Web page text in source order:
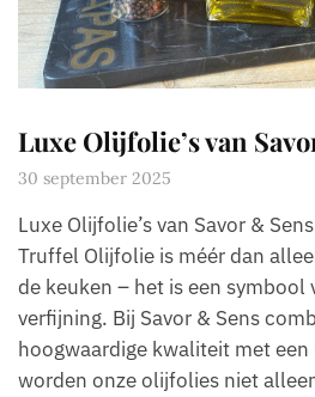
Luxe Olijfolie’s van
30 september 2025
Luxe Olijfolie’s van Savor &
Truffel Olijfolie is méér dan
de keuken – het is een symbool
verfijning. Bij Savor & Sens
hoogwaardige kwaliteit met
worden onze olijfolies niet